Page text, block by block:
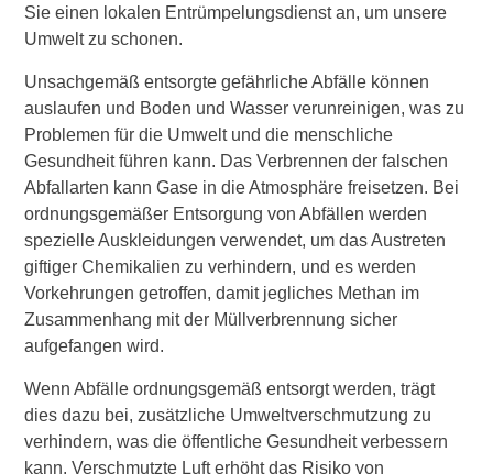
Sie einen lokalen Entrümpelungsdienst an, um unsere
Umwelt zu schonen.
Unsachgemäß entsorgte gefährliche Abfälle können
auslaufen und Boden und Wasser verunreinigen, was zu
Problemen für die Umwelt und die menschliche
Gesundheit führen kann. Das Verbrennen der falschen
Abfallarten kann Gase in die Atmosphäre freisetzen. Bei
ordnungsgemäßer Entsorgung von Abfällen werden
spezielle Auskleidungen verwendet, um das Austreten
giftiger Chemikalien zu verhindern, und es werden
Vorkehrungen getroffen, damit jegliches Methan im
Zusammenhang mit der Müllverbrennung sicher
aufgefangen wird.
Wenn Abfälle ordnungsgemäß entsorgt werden, trägt
dies dazu bei, zusätzliche Umweltverschmutzung zu
verhindern, was die öffentliche Gesundheit verbessern
kann. Verschmutzte Luft erhöht das Risiko von